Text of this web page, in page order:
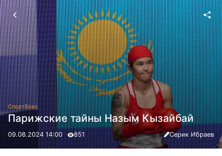
СпортБокс
Парижские тайны Назым Кызайбай
09.08.2024 14:00 851 Серик Ибраев